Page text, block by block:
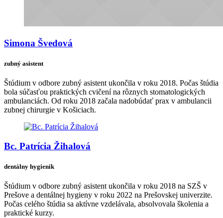
Simona Švedová
zubný asistent
Štúdium v odbore zubný asistent ukončila v roku 2018. Počas štúdia
bola súčasťou praktických cvičení na rôznych stomatologických
ambulanciách. Od roku 2018 začala nadobúdať prax v ambulancii
zubnej chirurgie v Košiciach.
Bc. Patrícia Žihalová
dentálny hygienik
Štúdium v odbore zubný asistent ukončila v roku 2018 na SZŠ v
Prešove a dentálnej hygieny v roku 2022 na Prešovskej univerzite.
Počas celého štúdia sa aktívne vzdelávala, absolvovala školenia a
praktické kurzy.